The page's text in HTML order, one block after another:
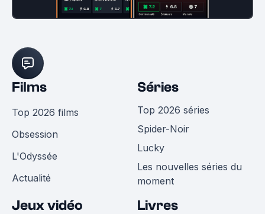
Films
Top 2026 films
Obsession
L'Odyssée
Actualité
Séries
Top 2026 séries
Spider-Noir
Lucky
Les nouvelles séries du
moment
Jeux vidéo Livres